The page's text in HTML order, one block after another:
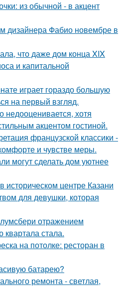
из обычной - в акцент
дизайнера Фабио новембре в
что даже дом конца XIX
и капитальной
играет гораздо большую
на первый взгляд.
недооценивается, хотя
акцентом гостиной.
французской классики -
и чувстве меры.
могут сделать дом уютнее
историческом центре Казани
для девушки, которая
отражением
квартала стала.
на потолке: ресторан в
батарею?
ремонта - светлая,